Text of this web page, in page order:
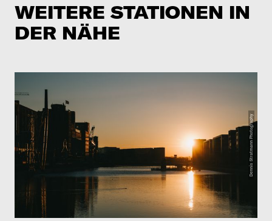
WEITERE STATIONEN IN
DER NÄHE